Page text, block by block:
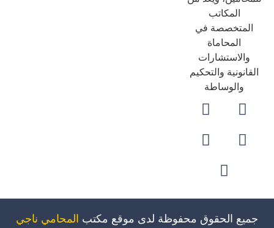
المكاتب
المتخصصة في
المحاماة
والاستشارات
والتحكيم
والوساطة
الحقوق محفوظة لدى موقع مكتبالمحامي ناجي